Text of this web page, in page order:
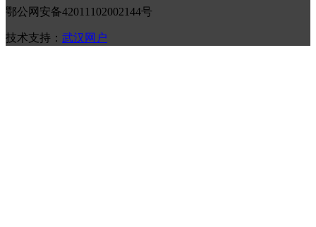
鄂公网安备42011102002144号
技术支持： 武汉网户